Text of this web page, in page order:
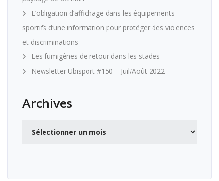
L’obligation d’affichage dans les équipements
sportifs d’une information pour protéger des violences
et discriminations
Les fumigènes de retour dans les stades
Newsletter Ubisport #150 – Juil/Août 2022
Archives